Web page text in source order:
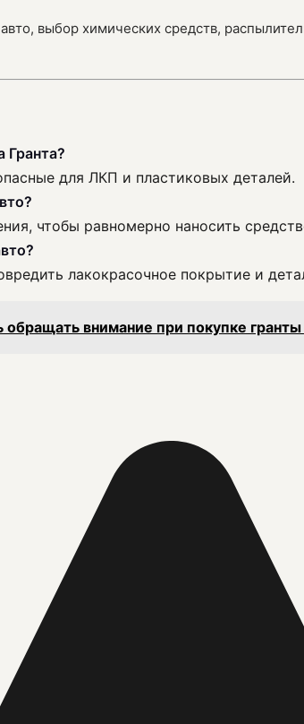
выбор химических средств,
Гранта?
для ЛКП и пластиковых деталей.
чтобы равномерно наносить
лакокрасочное покрытие и
внимание при покупке